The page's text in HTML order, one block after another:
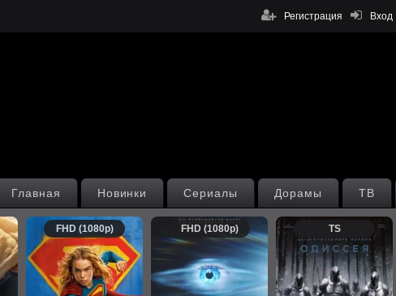
Вход
Регистрация
ТВ
Дорамы
Сериалы
Новинки
Главная
FHD (1080p) FHD (1080p) TS